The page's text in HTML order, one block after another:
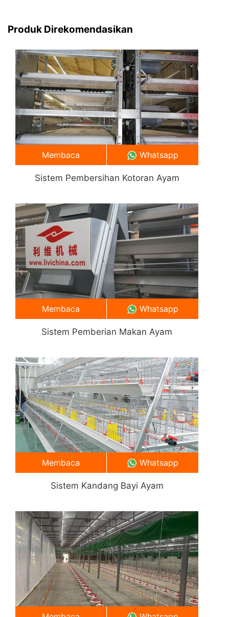
pembuangan kotoran, serta peralatan
kondisi optimal bagi burung.
Produk Direkomendasikan
Sistem Pembersihan Kotoran Ayam
Membaca Whatsapp
Sistem Pemberian Makan Ayam
Membaca Whatsapp
Sistem Kandang Bayi Ayam
Membaca Whatsapp